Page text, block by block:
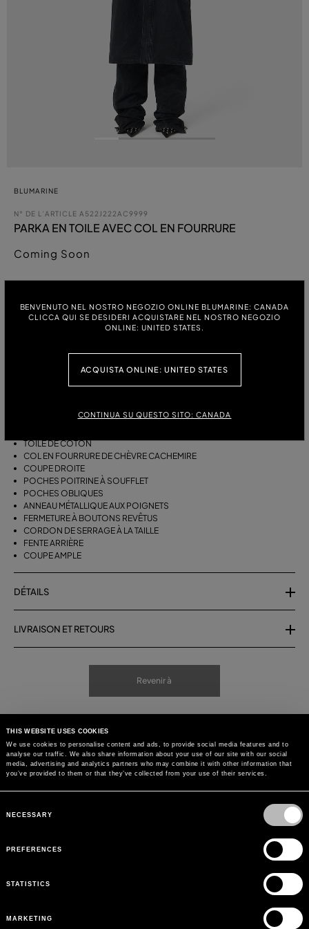
THIS WEBSITE USES COOKIES
We use cookies to personalise content and ads, to provide social media features and to
analyse our traffic. We also share information about your use of our site with our social
media, advertising and analytics partners who may combine it with other information that
you’ve provided to them or that they’ve collected from your use of their services.
Selection
NECESSARY
PREFERENCES
STATISTICS
MARKETING
BENVENUTO NEL NOSTRO NEGOZIO ONLINE BLUMARINE: CANADA
CLICCA QUI SE DESIDERI ACQUISTARE NEL NOSTRO NEGOZIO
ONLINE: UNITED STATES.
ACQUISTA ONLINE: UNITED STATES
CONTINUA SU QUESTO SITO: CANADA
BLUMARINE
N° DE L’ARTICLE A522J222AC9999
PARKA EN TOILE AVEC COL EN FOURRURE
Coming Soon
TAILLE:
MÉTALLIQUE AUX POIGNETS ET FENTE ARRIÈRE.
TOILE DE COTON
COL EN FOURRURE DE CHÈVRE CACHEMIRE
COUPE DROITE
POCHES POITRINE À SOUFFLET
POCHES OBLIQUES
ANNEAU MÉTALLIQUE AUX POIGNETS
FERMETURE À BOUTONS REVÊTUS
CORDON DE SERRAGE À LA TAILLE
FENTE ARRIÈRE
COUPE AMPLE
DÉTAILS
LIVRAISON ET RETOURS
Revenir à